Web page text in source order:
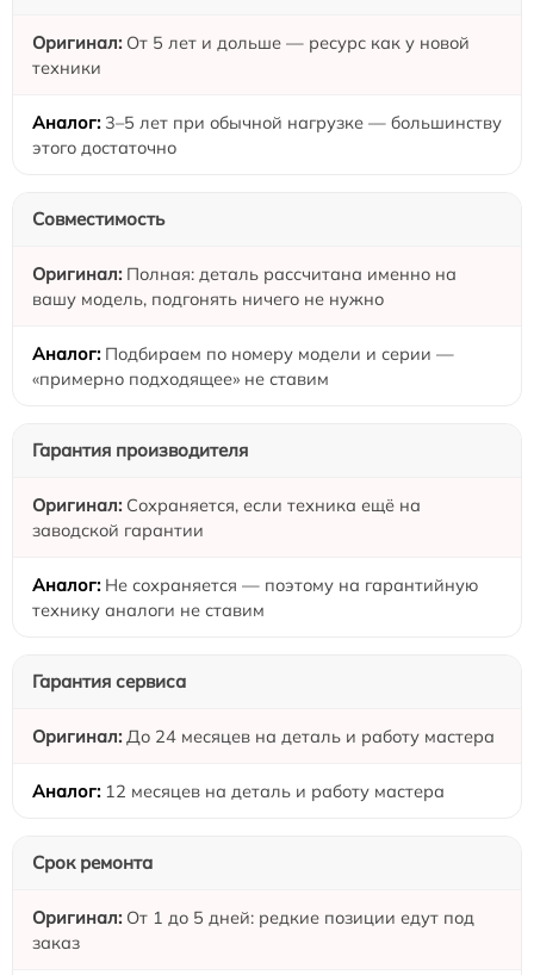
От 5 лет и дольше — ресурс как у новой
техники
3–5 лет при обычной нагрузке — большинству
этого достаточно
Совместимость
Полная: деталь рассчитана именно на
вашу модель, подгонять ничего не нужно
Подбираем по номеру модели и серии —
«примерно подходящее» не ставим
Гарантия производителя
Сохраняется, если техника ещё на
заводской гарантии
Не сохраняется — поэтому на гарантийную
технику аналоги не ставим
Гарантия сервиса
До 24 месяцев на деталь и работу мастера
12 месяцев на деталь и работу мастера
Срок ремонта
От 1 до 5 дней: редкие позиции едут под
заказ